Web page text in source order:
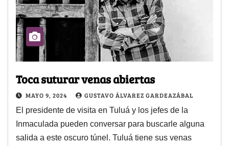
Toca suturar venas abiertas
MAYO 9, 2024 GUSTAVO ÁLVAREZ GARDEAZÁBAL
El presidente de visita en Tuluá y los jefes de la
Inmaculada pueden conversar para buscarle alguna
salida a este oscuro túnel. Tuluá tiene sus venas